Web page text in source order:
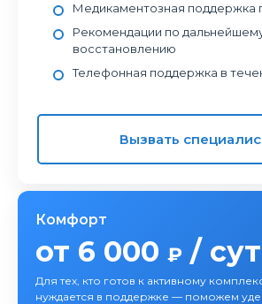
Медикаментозная поддержка
Рекомендации по
восстановлению
Телефонная поддержка в
Вызвать
Комфорт
от 6 000 ₽ /
Для тех, кто готов к активному
нуждается в поддержке — поможем